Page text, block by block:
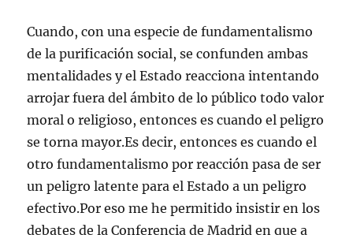
Cuando, con una especie de fundamentalismo
de la purificación social, se confunden ambas
mentalidades y el Estado reacciona intentando
arrojar fuera del ámbito de lo público todo valor
moral o religioso, entonces es cuando el peligro
se torna mayor.Es decir, entonces es cuando el
otro fundamentalismo por reacción pasa de ser
un peligro latente para el Estado a un peligro
efectivo.Por eso me he permitido insistir en los
debates de la Conferencia de Madrid en que a